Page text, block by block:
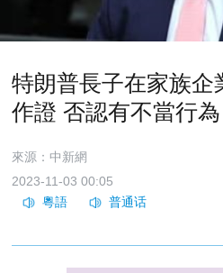
特朗普長子在家族企
作證 否認有不當行為
來源：中新網
2023-11-03 00:05